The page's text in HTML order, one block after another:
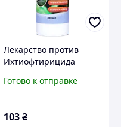
Лекарство против
Ихтиофтирицида
лекарство против
Готово к отправке
103₴